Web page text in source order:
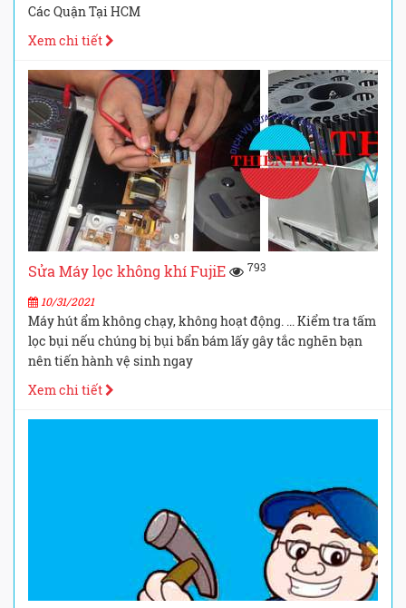
Các Quận Tại HCM
Xem chi tiết
Sửa Máy lọc không khí FujiE 793
10/31/2021
Máy hút ẩm không chạy, không hoạt động. ... Kiểm tra tấm
lọc bụi nếu chúng bị bụi bẩn bám lấy gây tắc nghẽn bạn
nên tiến hành vệ sinh ngay
Xem chi tiết